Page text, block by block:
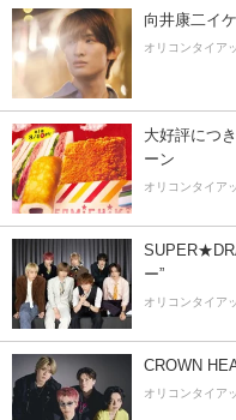
向井康二イ
オリコンタイア
大好評につ
ーン
オリコンタイア
ー”
オリコンタイア
CROWN
オリコンタイア